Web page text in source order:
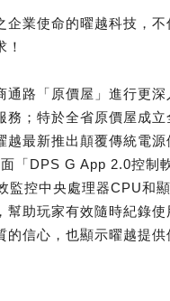
業使命的曜越科技，
路「原價屋」進行更
；特於全省原價屋成
最新推出顛覆傳統電
「DPS G App 2.0控制
監控中央處理器CPU和
助玩家有效隨時紀錄
信心，也顯示曜越提